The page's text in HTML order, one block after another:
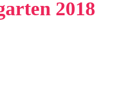
2018